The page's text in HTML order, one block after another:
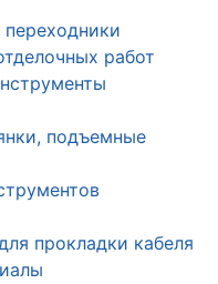
работ
подъемные
прокладки кабеля